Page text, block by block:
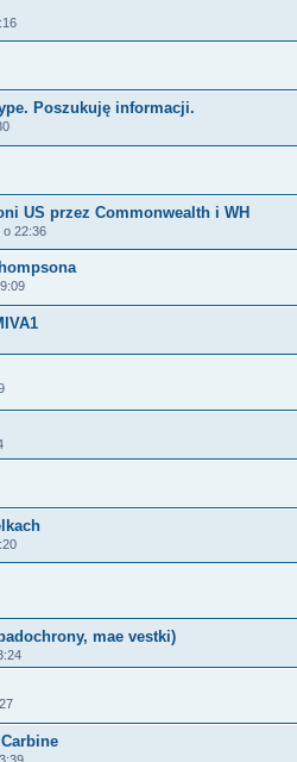
Poszukuję informacji.
US przez Commonwealth i WH
o 22:36
mae vestki)